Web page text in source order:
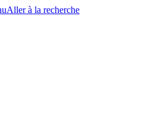
Aller à la recherche